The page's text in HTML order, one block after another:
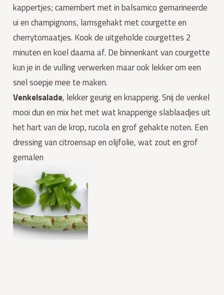
kappertjes; camembert met in balsamico gemarineerde
ui en champignons, lamsgehakt met courgette en
cherrytomaatjes. Kook de uitgeholde courgettes 2
minuten en koel daarna af. De binnenkant van courgette
kun je in de vulling verwerken maar ook lekker om een
snel soepje mee te maken.
Venkelsalade, lekker geurig en knapperig. Snij de venkel
mooi dun en mix het met wat knapperige slablaadjes uit
het hart van de krop, rucola en grof gehakte noten. Een
dressing van citroensap en olijfolie, wat zout en grof
gemalen